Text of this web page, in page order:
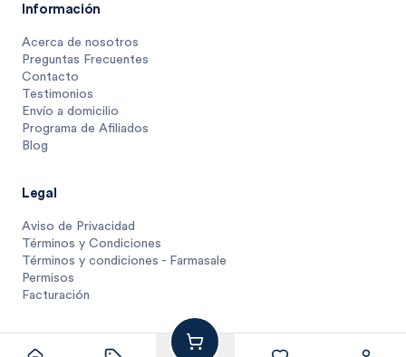
1 unidad $
$61.04
Información
Acerca de nosotros
Preguntas Frecuentes
Contacto
Testimonios
Envío a domicilio
Programa de Afiliados
Blog
Legal
Aviso de Privacidad
Términos y Condiciones
Términos y condiciones - Farmasale
Permisos
Facturación